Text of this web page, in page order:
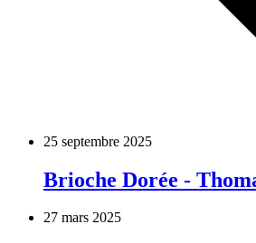
25 septembre 2025
Brioche Dorée -
27 mars 2025